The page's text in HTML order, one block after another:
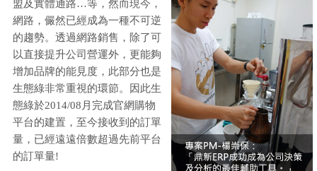
盟及實體通路…等，然而現今，
網路，儼然已經成為一種不可逆
的趨勢。透過網路銷售，除了可
以直接提升公司營運外，更能夠
增加品牌的能見度，此部分也是
生態綠非常重視的環節。因此生
態綠於2014/08月完成官網購物
平台的建置，至今接收到的訂單
量，已經遠遠倍數超過先前平台
的訂單量!